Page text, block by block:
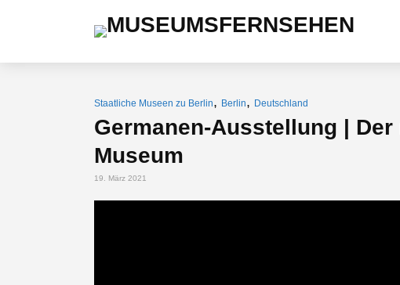
Staatliche Museen zu Berlin, Berlin, Deutschland
Germanen-Ausstellung |
Museum
19. März 2021